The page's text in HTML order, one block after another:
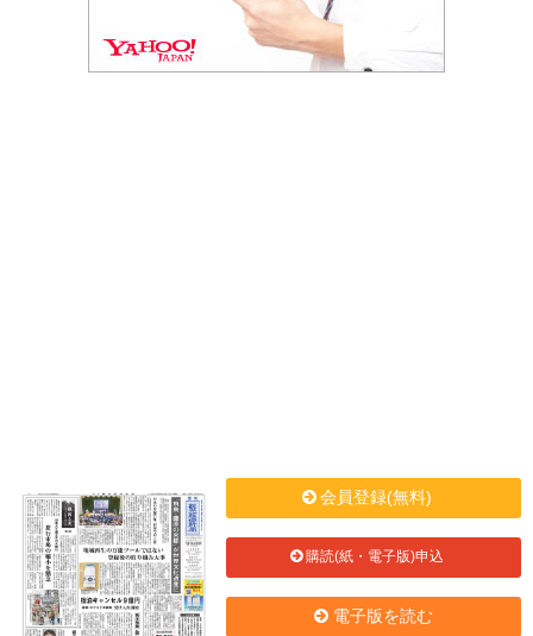
会員登録(無料)
購読(紙・電子版)申込
電子版を読む